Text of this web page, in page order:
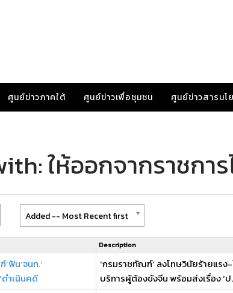
ศูนย์ข่าวภาคใต้ ศูนย์ข่าวเพื่อชุมชน ศูนย์ข่าวสารน
ให้ออกจากราชกา
Added -- Most Recent first
Description
ฟัน‘จนท.’
ดำเนินคดี
‘กรมราชทัณฑ์’ ลงโทษวินัยร้ายแรง-
บริการผู้ต้องขังจีน พร้อมส่งเรื่อง ‘ป